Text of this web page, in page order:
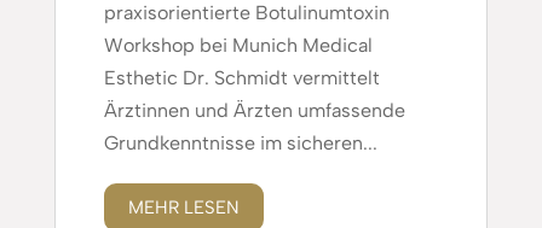
praxisorientierte Botulinumtoxin
Workshop bei Munich Medical
Esthetic Dr. Schmidt vermittelt
Ärztinnen und Ärzten umfassende
Grundkenntnisse im sicheren...
MEHR LESEN